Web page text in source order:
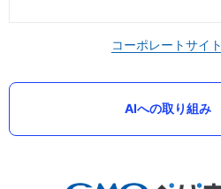
コーポレートサイト
AIへの取り組み